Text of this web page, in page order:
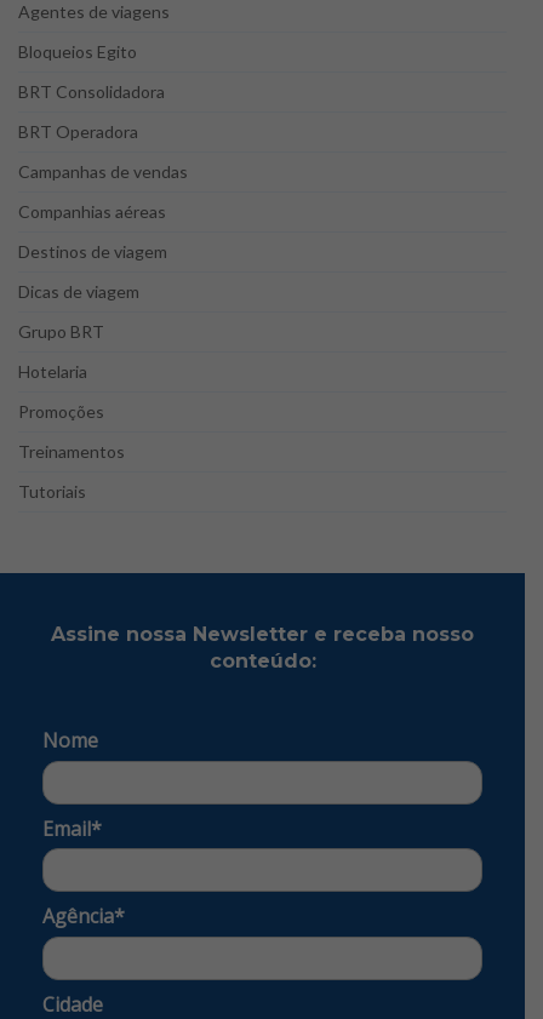
Agentes de viagens
Bloqueios Egito
BRT Consolidadora
BRT Operadora
Campanhas de vendas
Companhias aéreas
Destinos de viagem
Dicas de viagem
Grupo BRT
Hotelaria
Promoções
Treinamentos
Tutoriais
Assine nossa Newsletter e receba nosso
conteúdo:
Nome
Email*
Agência*
Cidade